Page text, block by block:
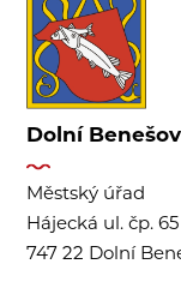
Dolní Benešov
Městský úřad
Hájecká ul. čp. 65
747 22 Dolní